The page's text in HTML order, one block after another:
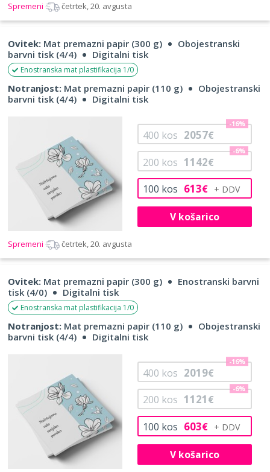
Spremeni četrtek, 20. avgusta
Ovitek: Mat premazni papir (300 g)
Obojestranski
barvni tisk (4/4)
Digitalni tisk
Enostranska mat plastifikacija 1/0
Notranjost: Mat premazni papir (110 g)
Obojestranski
barvni tisk (4/4)
Digitalni tisk
100 kos 613€
200 kos 1142€
-6%
400 kos 2057€
-16%
V košarico
Spremeni četrtek, 20. avgusta
Ovitek: Mat premazni papir (300 g)
Enostranski barvni
tisk (4/0)
Digitalni tisk
Enostranska mat plastifikacija 1/0
Notranjost: Mat premazni papir (110 g)
Obojestranski
barvni tisk (4/4)
Digitalni tisk
100 kos 603€
200 kos 1121€
-6%
400 kos 2019€
-16%
V košarico